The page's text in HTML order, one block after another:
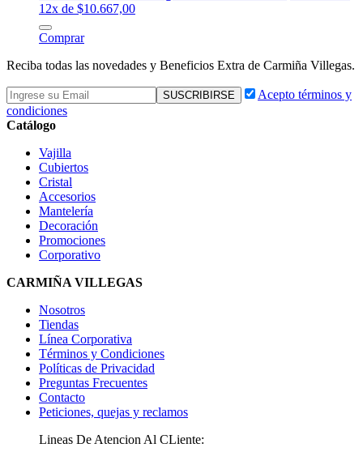
12x de $10.667,00
Comprar
Reciba todas las novedades y Beneficios Extra de Carmiña Villegas.
Acepto términos y
condiciones
Catálogo
Vajilla
Cubiertos
Cristal
Accesorios
Mantelería
Decoración
Promociones
Corporativo
CARMIÑA VILLEGAS
Nosotros
Tiendas
Línea Corporativa
Términos y Condiciones
Políticas de Privacidad
Preguntas Frecuentes
Contacto
Peticiones, quejas y reclamos
Lineas De Atencion Al CLiente: